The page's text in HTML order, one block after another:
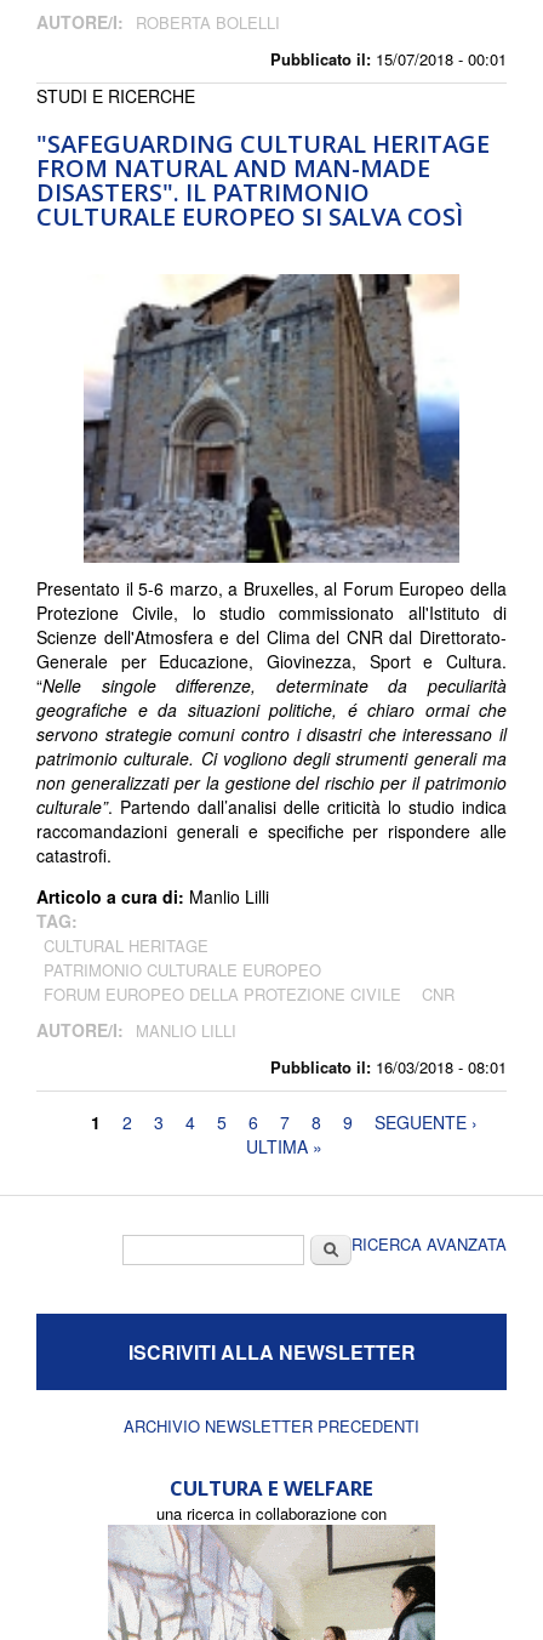
Pubblicato il: 15/07/2018 - 00:01
AUTORE/I: ROBERTA BOLELLI
"SAFEGUARDING CULTURAL HERITAGE
FROM NATURAL AND MAN-MADE
DISASTERS". IL PATRIMONIO
CULTURALE EUROPEO SI SALVA COSÌ
Pubblicato il: 16/03/2018 - 08:01
STUDI E RICERCHE
Presentato il 5-6 marzo, a Bruxelles, al Forum Europeo della
Protezione Civile, lo studio commissionato all'Istituto di
Scienze dell'Atmosfera e del Clima del CNR dal Direttorato-
Generale per Educazione, Giovinezza, Sport e Cultura.
“Nelle singole differenze, determinate da peculiarità
geografiche e da situazioni politiche, é chiaro ormai che
servono strategie comuni contro i disastri che interessano il
patrimonio culturale. Ci vogliono degli strumenti generali ma
non generalizzati per la gestione del rischio per il patrimonio
culturale”. Partendo dall’analisi delle criticità lo studio indica
raccomandazioni generali e specifiche per rispondere alle
catastrofi.
Articolo a cura di: Manlio Lilli
TAG:
CULTURAL HERITAGE
PATRIMONIO CULTURALE EUROPEO
FORUM EUROPEO DELLA PROTEZIONE CIVILE
CNR
AUTORE/I: MANLIO LILLI
Pagine
1 2 3 4 5 6 7 8 9
SEGUENTE ›
ULTIMA »
CercaRICERCA AVANZATA
ISCRIVITI ALLA NEWSLETTER
ARCHIVIO NEWSLETTER PRECEDENTI
CULTURA E WELFARE
una ricerca in collaborazione con